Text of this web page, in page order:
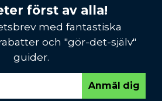
först av alla!
med fantastiska
och "gör-det-själv"
guider.
Anmäl dig